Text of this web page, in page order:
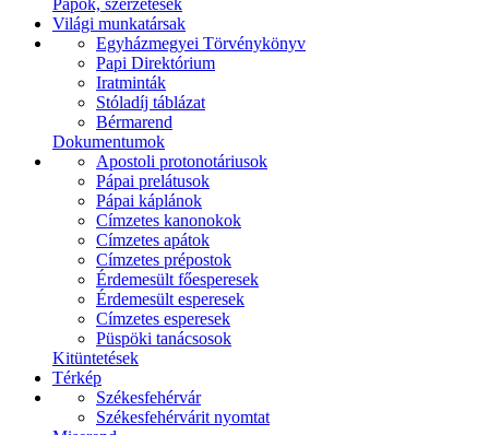
Papok, szerzetesek
Világi munkatársak
Egyházmegyei Törvénykönyv
Papi Direktórium
Iratminták
Stóladíj táblázat
Bérmarend
Dokumentumok
Apostoli protonotáriusok
Pápai prelátusok
Pápai káplánok
Címzetes kanonokok
Címzetes apátok
Címzetes prépostok
Érdemesült főesperesek
Érdemesült esperesek
Címzetes esperesek
Püspöki tanácsosok
Kitüntetések
Térkép
Székesfehérvár
Székesfehérvárit nyomtat